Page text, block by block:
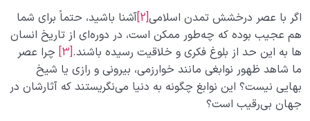
اگر با عصر درخشش تمدن اسلامی[2] آشنا باشید، حتماً برای شما
هم عجیب بوده که چه‌طور ممکن است، در دوره‌ای از تاریخ انسان­‌
ها به این حد از بلوغ فکری و خلاقیت رسیده­ باشند.[3]
چرا عصر
ما شاهد ظهور نوابغی مانند خوارزمی، بیرونی و رازی یا شیخ
بهایی نیست؟ این نوابغ چگونه به دنیا می­‌نگریستند که آثارشان در
جهان بی­‌رقیب است؟